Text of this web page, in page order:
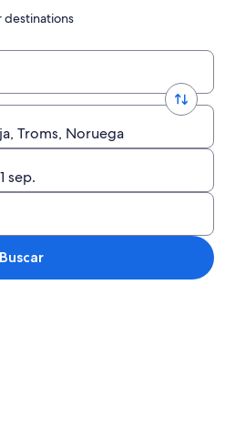
destinations
Troms, Noruega
sep.
Buscar